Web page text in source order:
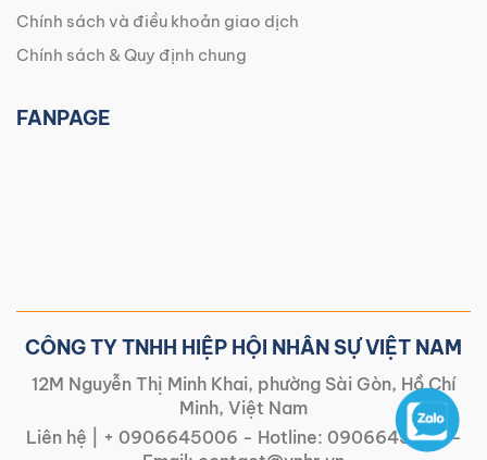
Chính sách và điều khoản giao dịch
Chính sách & Quy định chung
FANPAGE
CÔNG TY TNHH HIỆP HỘI NHÂN SỰ VIỆT NAM
12M Nguyễn Thị Minh Khai, phường Sài Gòn, Hồ Chí
Minh, Việt Nam
Liên hệ |
+ 0906645006 - Hotline: 0906645006-